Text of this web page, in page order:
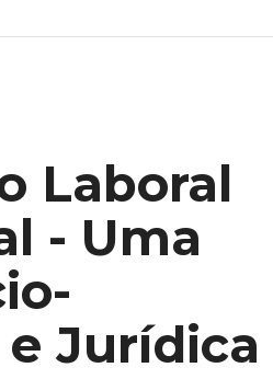
Laboral
- Uma
Jurídica